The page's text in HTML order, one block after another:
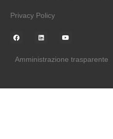
Privacy Policy
Amministrazione trasparente